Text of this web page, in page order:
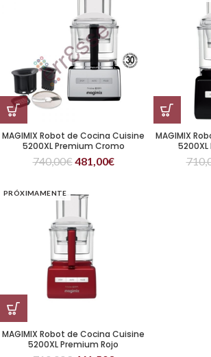
MAGIMIX Robot de Cocina Cuisine
5200XL Premium Cromo
740,00€481,00€
MAGIMIX
PRÓXIMAMENTE
MAGIMIX Robot de Cocina Cuisine
5200XL Premium Rojo